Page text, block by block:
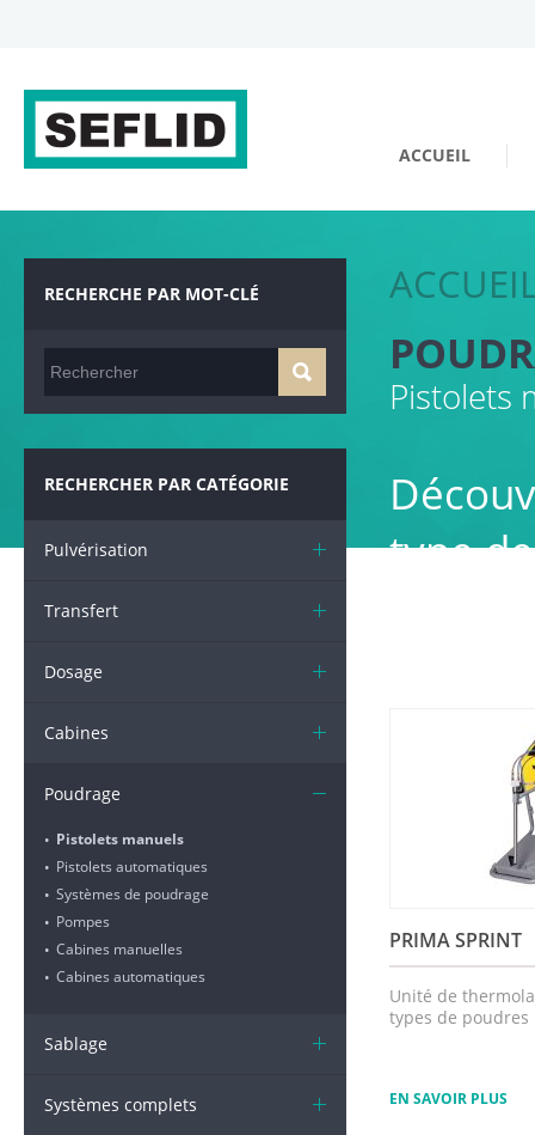
ACCUEIL
RECHERCHE PAR MOT-CLÉ
RECHERCHER PAR CATÉGORIE
Pulvérisation
Transfert
Dosage
Cabines
Poudrage
• Pistolets manuels
• Pistolets automatiques
•Systèmes de poudrage
• Pompes
•Cabines manuelles
•Cabines automatiques
Sablage
Systèmes complets
Pistolets
type
PRIMA SPRINT
Unité de
types de poudres
EN SAVOIR PLUS